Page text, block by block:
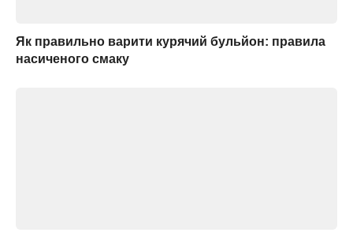
Як правильно варити курячий бульйон: правила
насиченого смаку